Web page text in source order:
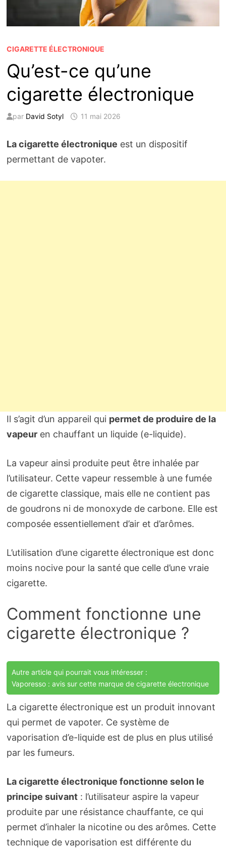
CIGARETTE ÉLECTRONIQUE
Qu’est-ce qu’une
cigarette électronique
par David Sotyl 11 mai 2026
La cigarette électronique est un dispositif
permettant de vapoter.
Il s’agit d’un appareil qui permet de produire de la
vapeuren chauffant un liquide (e-liquide).
La vapeur ainsi produite peut être inhalée par
l’utilisateur. Cette vapeur ressemble à une fumée
de cigarette classique, mais elle ne contient pas
de goudrons ni de monoxyde de carbone. Elle est
composée essentiellement d’air et d’arômes.
L’utilisation d’une cigarette électronique est donc
moins nocive pour la santé que celle d’une vraie
cigarette.
Comment fonctionne une
cigarette électronique ?
Autre article qui pourrait vous intéresser :
Vaporesso : avis sur cette marque de cigarette électronique
La cigarette électronique est un produit innovant
qui permet de vapoter. Ce système de
vaporisation d’e-liquide est de plus en plus utilisé
par les fumeurs.
La cigarette électronique fonctionne selon le
principe suivant: l’utilisateur aspire la vapeur
produite par une résistance chauffante, ce qui
permet d’inhaler la nicotine ou des arômes. Cette
technique de vaporisation est différente du